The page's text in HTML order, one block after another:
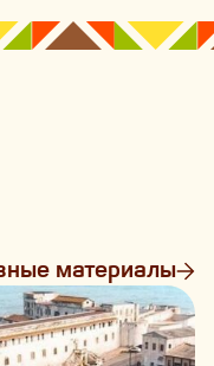
материалы